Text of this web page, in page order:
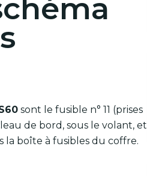
sont le fusible n° 11 (prises
de bord, sous le volant, et
la boîte à fusibles du coffre.